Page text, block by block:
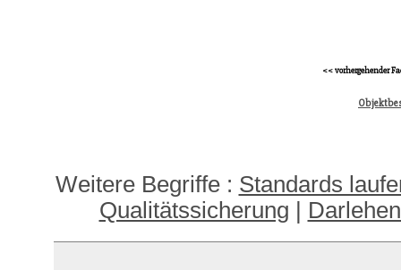
<< vorhergehender
Weitere Begriffe : Standards
Qualitätssicherung